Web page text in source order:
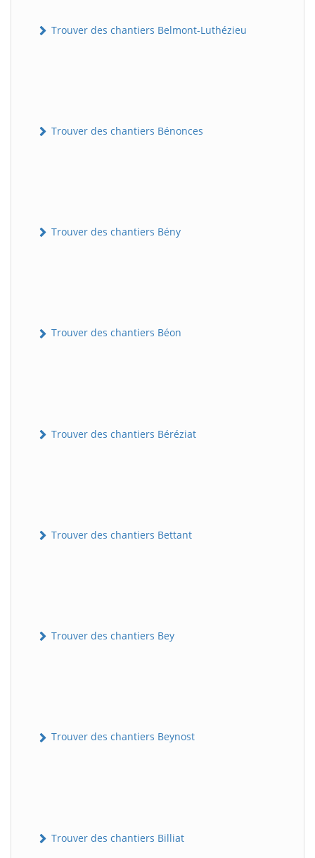
Trouver des chantiers Belmont-Luthézieu
Trouver des chantiers Bénonces
Trouver des chantiers Bény
Trouver des chantiers Béon
Trouver des chantiers Béréziat
Trouver des chantiers Bettant
Trouver des chantiers Bey
Trouver des chantiers Beynost
Trouver des chantiers Billiat